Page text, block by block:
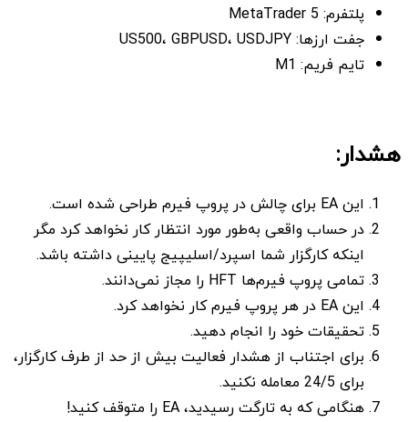
پلتفرم: MetaTrader 5
جفت ارزها: US500، GBPUSD، USDJPY
تایم فریم: M1
هشدار:
این EA برای چالش در پروپ فیرم طراحی شده است.
در حساب واقعی به‌طور مورد انتظار کار نخواهد کرد مگر
اینکه کارگزار شما اسپرد/اسلیپیج پایینی داشته باشد.
تمامی پروپ فیرم‌ها HFT را مجاز نمی‌دانند.
این EA در هر پروپ فیرم کار نخواهد کرد.
تحقیقات خود را انجام دهید.
برای اجتناب از هشدار فعالیت بیش از حد از طرف کارگزار،
برای 24/5 معامله نکنید.
هنگامی که به تارگت رسیدید، EA را متوقف کنید!